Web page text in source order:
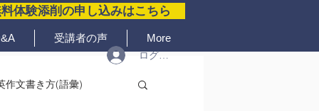
体験添削の申し込みはこちら
受講者の声 More
ログイン
作文書き方(語彙)